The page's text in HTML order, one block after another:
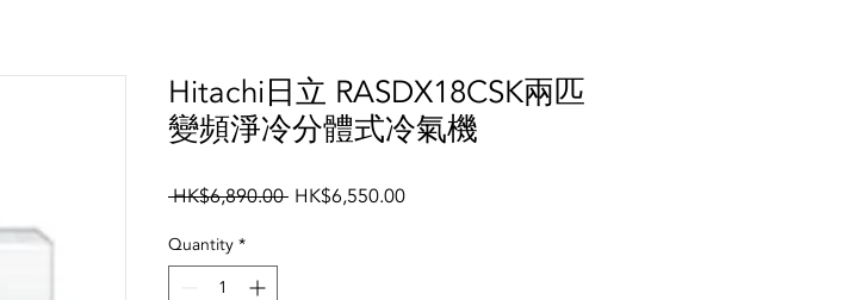
Hitachi日立 RASDX18CSK兩匹
變頻淨冷分體式冷氣機
HK$6,890.00 Regular
HK$6,550.00Sale
Quantity *